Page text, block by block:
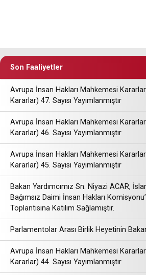
Son Faaliyetler
Avrupa İnsan Hakları Mahkemesi
Kararlar) 47. Sayısı Yayımlanmıştır
Avrupa İnsan Hakları Mahkemesi
Kararlar) 46. Sayısı Yayımlanmıştır
Avrupa İnsan Hakları Mahkemesi
Kararlar) 45. Sayısı Yayımlanmıştır
Bakan Yardımcımız Sn. Niyazi ACAR,
Bağımsız Daimi İnsan Hakları
Toplantısına Katılım Sağlamıştır.
Parlamentolar Arası Birlik Heyetinin
Avrupa İnsan Hakları Mahkemesi
Kararlar) 44. Sayısı Yayımlanmıştır